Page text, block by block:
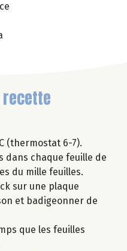
recette
(thermostat 6-7).
dans chaque feuille de
du mille feuilles.
sur une plaque
et badigeonner de
que les feuilles